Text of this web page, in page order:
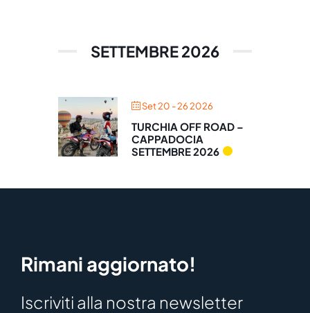
SETTEMBRE 2026
Set 20 - 26 2026
TURCHIA OFF ROAD –
CAPPADOCIA
SETTEMBRE 2026
Rimani aggiornato!
Iscriviti alla nostra newsletter